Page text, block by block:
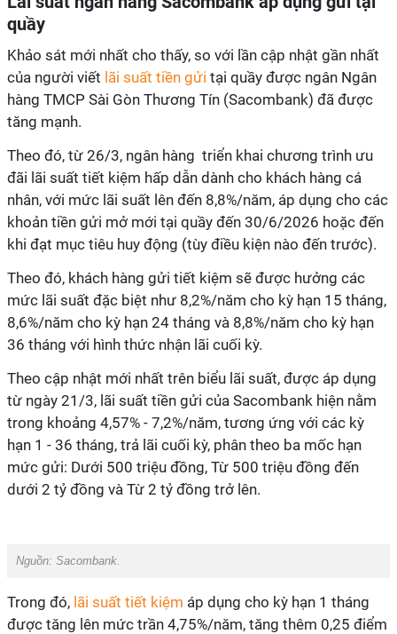
quầy
Khảo sát mới nhất cho thấy, so với lần cập nhật gần nhất
của người viết lãi suất tiền gửi tại quầy được ngân Ngân
hàng TMCP Sài Gòn Thương Tín (Sacombank) đã được
tăng mạnh.
Theo đó, từ 26/3, ngân hàng triển khai chương trình ưu
đãi lãi suất tiết kiệm hấp dẫn dành cho khách hàng cá
nhân, với mức lãi suất lên đến 8,8%/năm, áp dụng cho các
khoản tiền gửi mở mới tại quầy đến 30/6/2026 hoặc đến
khi đạt mục tiêu huy động (tùy điều kiện nào đến trước).
Theo đó, khách hàng gửi tiết kiệm sẽ được hưởng các
mức lãi suất đặc biệt như 8,2%/năm cho kỳ hạn 15 tháng,
8,6%/năm cho kỳ hạn 24 tháng và 8,8%/năm cho kỳ hạn
36 tháng với hình thức nhận lãi cuối kỳ.
Theo cập nhật mới nhất trên biểu lãi suất, được áp dụng
từ ngày 21/3, lãi suất tiền gửi của Sacombank hiện nằm
trong khoảng 4,57% - 7,2%/năm, tương ứng với các kỳ
hạn 1 - 36 tháng, trả lãi cuối kỳ, phân theo ba mốc hạn
mức gửi: Dưới 500 triệu đồng, Từ 500 triệu đồng đến
dưới 2 tỷ đồng và Từ 2 tỷ đồng trở lên.
Nguồn: Sacombank.
Trong đó, lãi suất tiết kiệm áp dụng cho kỳ hạn 1 tháng
được tăng lên mức trần 4,75%/năm, tăng thêm 0,25 điểm